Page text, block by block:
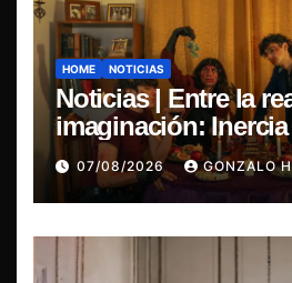
HOME NOTICIAS
Noticias | Entre la
imaginación:
primer single
07/08/2026 GONZALO